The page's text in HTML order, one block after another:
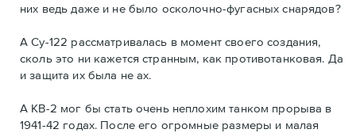
них ведь даже и не было осколочно-фугасных снарядов?
А Су-122 рассматривалась в момент своего создания,
сколь это ни кажется странным, как противотанковая. Да
и защита их была не ах.
А КВ-2 мог бы стать очень неплохим танком прорыва в
1941-42 годах. После его огромные размеры и малая